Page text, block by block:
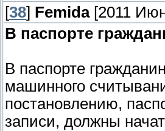
[38] Femida[2011
В паспорте
В паспорте
машинного
постановлению,
записи, должны